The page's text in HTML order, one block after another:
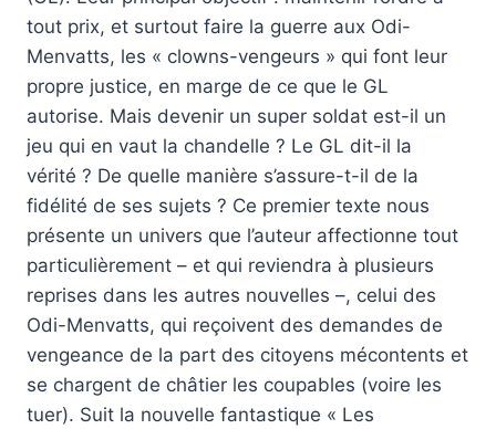
tout prix, et surtout faire la guerre aux Odi-
Menvatts, les « clowns-vengeurs » qui font leur
propre justice, en marge de ce que le GL
autorise. Mais devenir un super soldat est-il un
jeu qui en vaut la chandelle ? Le GL dit-il la
vérité ? De quelle manière s’assure-t-il de la
fidélité de ses sujets ? Ce premier texte nous
présente un univers que l’auteur affectionne tout
particulièrement – et qui reviendra à plusieurs
reprises dans les autres nouvelles –, celui des
Odi-Menvatts, qui reçoivent des demandes de
vengeance de la part des citoyens mécontents et
se chargent de châtier les coupables (voire les
tuer). Suit la nouvelle fantastique « Les